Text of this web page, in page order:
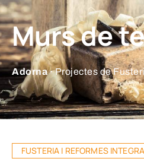
Murs de
Adorna ·Projectes de
FUSTERIA I REFORMES